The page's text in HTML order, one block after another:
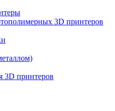
3D принтеров
3D принтеров